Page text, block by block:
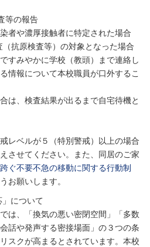
等の報告
者や濃厚接触者に特定された場合
抗原検査等）の対象となった場合
すみやかに学校（教頭）まで連絡し
情報について本校職員が口外するこ
は、検査結果が出るまで自宅待機と
レベルが５（特別警戒）以上の場合
させてください。また、同居のご家
ぐ不要不急の移動に関する行動制
お願いします。
」について
は、「換気の悪い密閉空間」「多数
話や発声する密接場面」の３つの条
スクが高まるとされています。本校